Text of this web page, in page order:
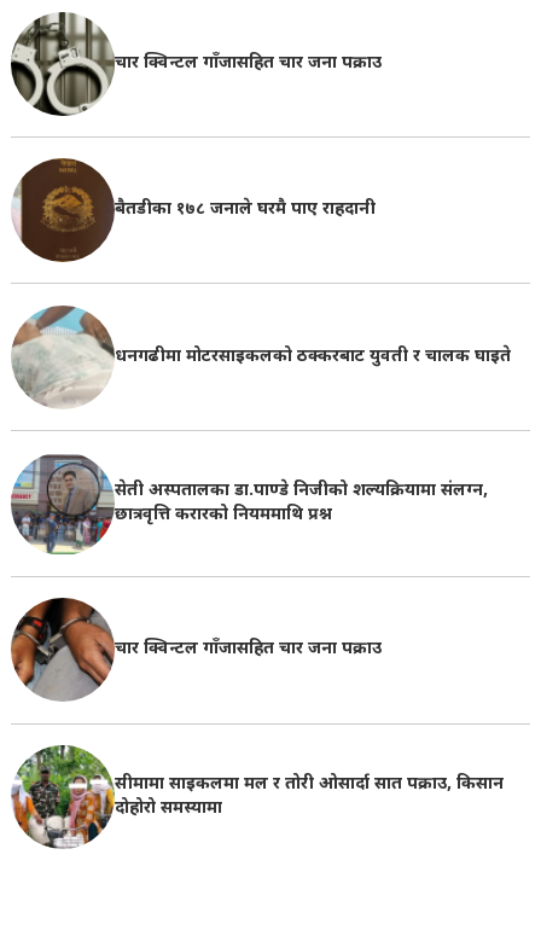
चार क्विन्टल गाँजासहित चार जना पक्राउ
बैतडीका १७८ जनाले घरमै पाए राहदानी
धनगढीमा मोटरसाइकलको ठक्करबाट युवती र चालक घाइते
सेती अस्पतालका डा.पाण्डे निजीको शल्यक्रियामा संलग्न,
छात्रवृत्ति करारको नियममाथि प्रश्न
चार क्विन्टल गाँजासहित चार जना पक्राउ
सीमामा साइकलमा मल र तोरी ओसार्दा सात पक्राउ, किसान
दोहोरो समस्यामा